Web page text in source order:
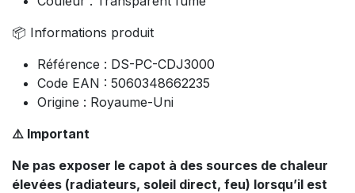
📦 Informations produit
Référence : DS-PC-CDJ3000
Code EAN : 5060348662235
Origine : Royaume-Uni
⚠️ Important
Ne pas exposer le capot à des sources de chaleur
élevées (radiateurs, soleil direct, feu) lorsqu’il est